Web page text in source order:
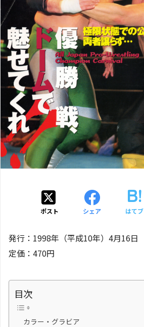
ポスト シェア はてブ
発行：1998年（平成10年）4月16日
定価：470円
目次
カラー・グラビア